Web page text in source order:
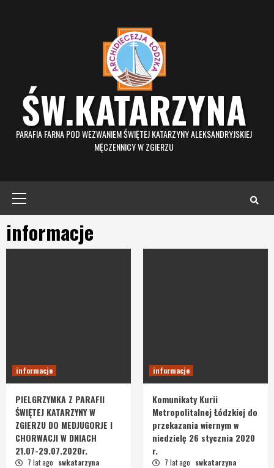
ŚW.KATARZYNA
PARAFIA FARNA POD WEZWANIEM ŚWIĘTEJ KATARZYNY ALEKSANDRYJSKIEJ
MĘCZENNICY W ZGIERZU
informacje
informacje
PIELGRZYMKA Z PARAFII
ŚWIĘTEJ KATARZYNY W
ZGIERZU DO MEDJUGORJE I
CHORWACJI W DNIACH
21.07-29.07.2020r.
7 lat ago swkatarzyna
informacje
Komunikaty Kurii
Metropolitalnej Łódzkiej do
przekazania wiernym w
niedzielę 26 stycznia 2020
r.
7 lat ago swkatarzyna